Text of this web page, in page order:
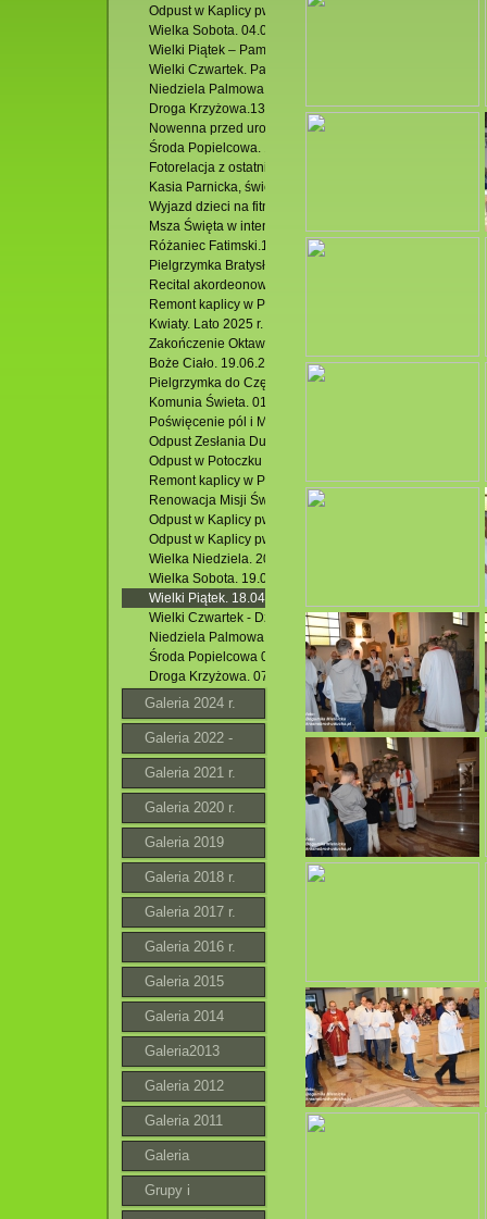
Odpust w Kaplicy pw. Miłosierdzia Bożego w Jacni.
Wielka Sobota. 04.04.2026 r.
Wielki Piątek – Pamiątka śmierci Chrystusa. 03.04.2026 r.
Wielki Czwartek. Pamiątka Ostatniej Wieczerzy. 02.
Niedziela Palmowa.29.03.2026 r.
Droga Krzyżowa.13.03.2026 r.
Nowenna przed uroczystością św. Józefa.
Środa Popielcowa. 18.03.2026 r.
Fotorelacja z ostatniej Mszy św. rekolekcyjnej.
Kasia Parnicka, świecka misjonarka, posługującą w
Wyjazd dzieci na fitness do Zamościa. 25.10.2025 r.
Msza Święta w intencji Róż Różańcowych. 07.10.2025 r.
Różaniec Fatimski.13.09.2025 r.
Pielgrzymka Bratysława - Wiedeń. 19 -21.08.2025 r.
Recital akordeonowy Dawida Rydza. 20.08.2025 r.
Remont kaplicy w Potoczku 2025
Kwiaty. Lato 2025 r.
Zakończenie Oktawy Bożego Ciała. 26.06.2025 r.
Boże Ciało. 19.06.2025 r.
Pielgrzymka do Częstochowy
Komunia Świeta. 01,06.2025 r.
Poświęcenie pól i Msza Święta w Hutkach. 18.05.2025 r.
Odpust Zesłania Ducha Świętego poprzedzony
Odpust w Potoczku ku czci Św. BP. Stanisława.
Remont kaplicy w Potoczku.04.05.2025 r
Renowacja Misji Świętych w parafii Ducha Św. w
Odpust w Kaplicy pw. Miłosierdzia Bożego w Jacni.
Odpust w Kaplicy pw. Miłosierdzia Bożego w Jacni.
Wielka Niedziela. 20.04.2025 r.
Wielka Sobota. 19.04.2025 r.
Wielki Piątek. 18.04.2025 r.
Wielki Czwartek - Dzień Kapłański i Eucharystii.
Niedziela Palmowa w Kościele pw. Miłosierdzia Bożego
Środa Popielcowa 05.03.2025.
Droga Krzyżowa. 07.03.2025 r.
Galeria 2024 r.
Galeria 2022 -
2023 r.
Galeria 2021 r.
Galeria 2020 r.
Galeria 2019
Galeria 2018 r.
Galeria 2017 r.
Galeria 2016 r.
Galeria 2015
Galeria 2014
Galeria2013
Galeria 2012
Galeria 2011
Galeria
Grupy i